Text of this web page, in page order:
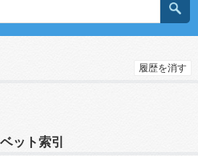
履歴を消す
ット索引